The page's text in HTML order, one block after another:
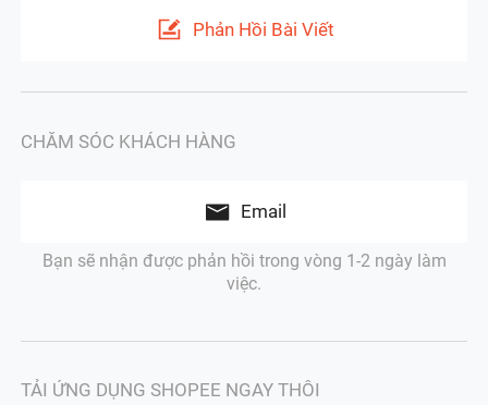
Phản Hồi Bài Viết
CHĂM SÓC KHÁCH HÀNG
Email
Bạn sẽ nhận được phản hồi trong vòng 1-2 ngày làm
việc.
TẢI ỨNG DỤNG SHOPEE NGAY THÔI